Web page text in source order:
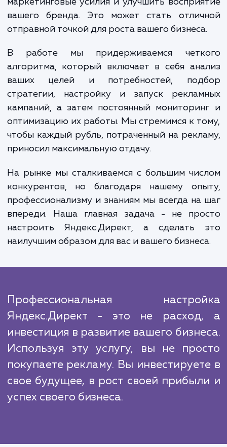
анализ и оптимизацию результатов.
этап требует глубоких знаний и опыта,
гордимся тем, что можем предложить
такой уровень экспертизы.
При достижении услуги могут
новые горизонты для вашего бизнеса.
настроенная реклама в Яндекс.Директ
увеличить трафик на ваш сайт, увеличить
обращений и продаж, усилить
маркетинговые усилия и улучшить
вашего бренда. Это может стать
отправной точкой для роста вашего
В работе мы придерживаемся
алгоритма, который включает в себя
ваших целей и потребностей,
чтобы каждый рубль, потраченный на
приносил максимальную отдачу.
На рынке мы сталкиваемся с большим
конкурентов, но благодаря нашему
профессионализму и знаниям мы всегда на
впереди. Наша главная задача - не
настроить Яндекс.Директ, а сделать